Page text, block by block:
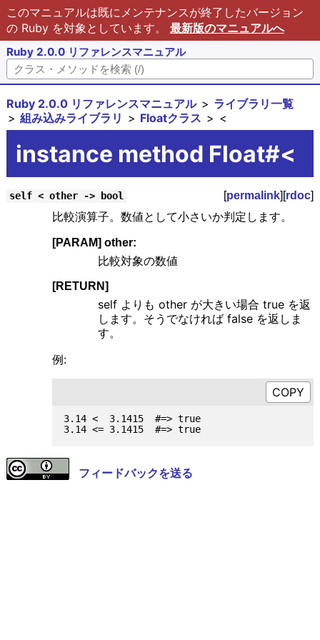
このマニュアルは既にメンテナンスが終了したバージョン
の Ruby を対象としています。 最新版のマニュアルへ
Ruby 2.0.0 リファレンスマニュアル
Ruby 2.0.0 リファレンスマニュアル
ライブラリ一覧
組み込みライブラリ
Floatクラス <
instance method Float#<
self < other -> bool [permalink][rdoc]
比較演算子。数値として小さいか判定します。
[PARAM] other:
比較対象の数値
[RETURN]
self よりも other が大きい場合 true を返
します。そうでなければ false を返しま
す。
例:
3.14 <  3.1415  #=> true
3.14 <= 3.1415  #=> true
フィードバックを送る